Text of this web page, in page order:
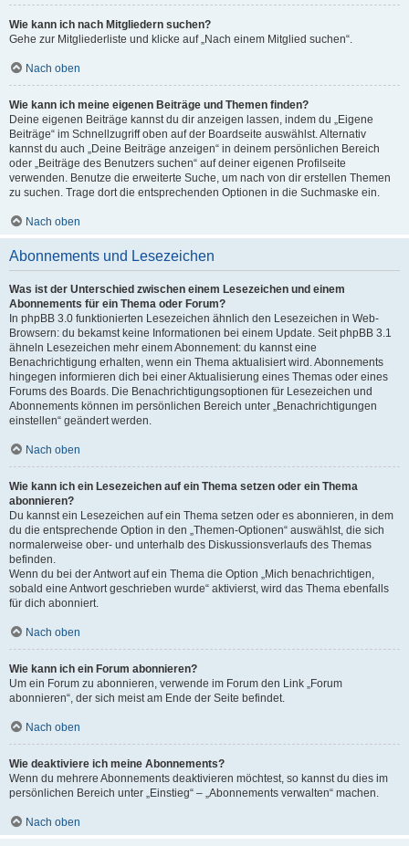
Wie kann ich nach Mitgliedern suchen?
Gehe zur Mitgliederliste und klicke auf „Nach einem Mitglied suchen“.
Nach oben
Wie kann ich meine eigenen Beiträge und Themen finden?
Deine eigenen Beiträge kannst du dir anzeigen lassen, indem du „Eigene
Beiträge“ im Schnellzugriff oben auf der Boardseite auswählst. Alternativ
kannst du auch „Deine Beiträge anzeigen“ in deinem persönlichen Bereich
oder „Beiträge des Benutzers suchen“ auf deiner eigenen Profilseite
verwenden. Benutze die erweiterte Suche, um nach von dir erstellen Themen
zu suchen. Trage dort die entsprechenden Optionen in die Suchmaske ein.
Nach oben
Abonnements und Lesezeichen
Was ist der Unterschied zwischen einem Lesezeichen und einem
Abonnements für ein Thema oder Forum?
In phpBB 3.0 funktionierten Lesezeichen ähnlich den Lesezeichen in Web-
Browsern: du bekamst keine Informationen bei einem Update. Seit phpBB 3.1
ähneln Lesezeichen mehr einem Abonnement: du kannst eine
Benachrichtigung erhalten, wenn ein Thema aktualisiert wird. Abonnements
hingegen informieren dich bei einer Aktualisierung eines Themas oder eines
Forums des Boards. Die Benachrichtigungsoptionen für Lesezeichen und
Abonnements können im persönlichen Bereich unter „Benachrichtigungen
einstellen“ geändert werden.
Nach oben
Wie kann ich ein Lesezeichen auf ein Thema setzen oder ein Thema
abonnieren?
Du kannst ein Lesezeichen auf ein Thema setzen oder es abonnieren, in dem
du die entsprechende Option in den „Themen-Optionen“ auswählst, die sich
normalerweise ober- und unterhalb des Diskussionsverlaufs des Themas
befinden.
Wenn du bei der Antwort auf ein Thema die Option „Mich benachrichtigen,
sobald eine Antwort geschrieben wurde“ aktivierst, wird das Thema ebenfalls
für dich abonniert.
Nach oben
Wie kann ich ein Forum abonnieren?
Um ein Forum zu abonnieren, verwende im Forum den Link „Forum
abonnieren“, der sich meist am Ende der Seite befindet.
Nach oben
Wie deaktiviere ich meine Abonnements?
Wenn du mehrere Abonnements deaktivieren möchtest, so kannst du dies im
persönlichen Bereich unter „Einstieg“ – „Abonnements verwalten“ machen.
Nach oben